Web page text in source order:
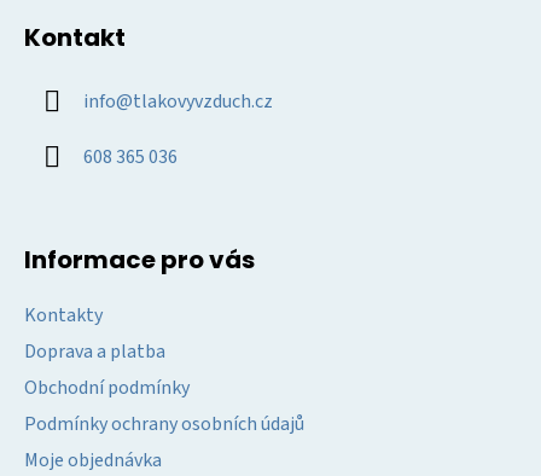
Kontakt
info@tlakovyvzduch.cz
608 365 036
Informace pro vás
Kontakty
Doprava a platba
Obchodní podmínky
Podmínky ochrany osobních údajů
Moje objednávka